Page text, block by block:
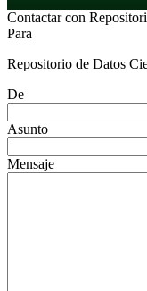
Contactar con
Para
Repositorio de Datos
De
Asunto
Mensaje